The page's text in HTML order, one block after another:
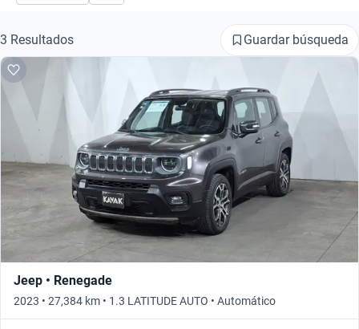
Busca por modelo
Busca por versión
3 Resultados Guardar búsqueda
Jeep • Renegade
2023 • 27,384 km • 1.3 LATITUDE AUTO • Automático